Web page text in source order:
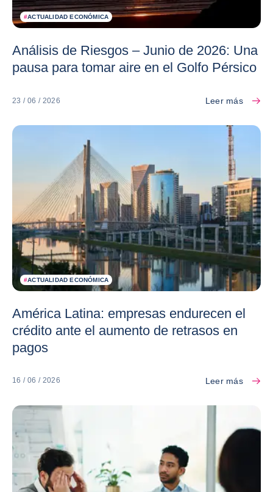
#ACTUALIDAD ECONÓMICA
Análisis de Riesgos – Junio de 2026: Una
pausa para tomar aire en el Golfo Pérsico
23 / 06 / 2026 Leer más
#ACTUALIDAD ECONÓMICA
América Latina: empresas endurecen el
crédito ante el aumento de retrasos en
pagos
16 / 06 / 2026 Leer más